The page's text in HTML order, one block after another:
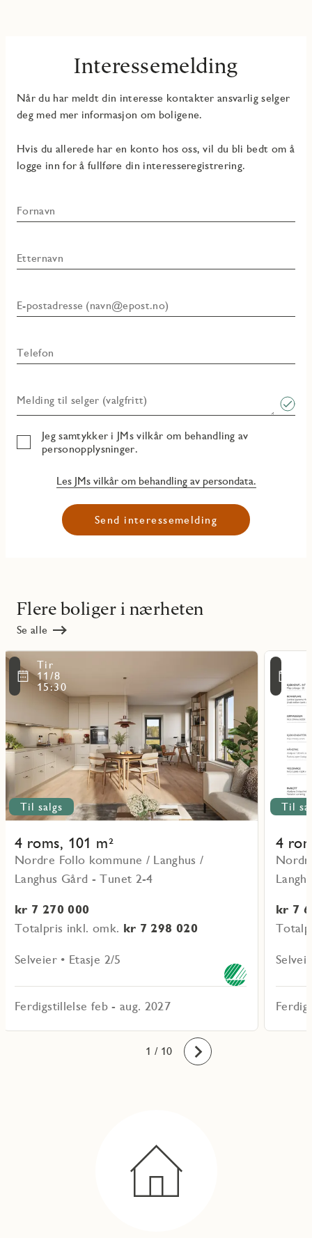
Interessemelding
Når du har meldt din interesse kontakter ansvarlig selger
deg med mer informasjon om boligene.
Hvis du allerede har en konto hos oss, vil du bli bedt om å
logge inn for å fullføre din interesseregistrering.
Fornavn
Etternavn
E-postadresse (navn@epost.no)
Telefon
Melding til selger (valgfritt)
Jeg samtykker i JMs vilkår om behandling av
personopplysninger.
Les JMs vilkår om behandling av persondata.
Send interessemelding
Flere boliger i nærheten
Se alle
Til salgs
4 roms, 101 m²
Nordre Follo kommune / Langhus /
Langhus Gård - Tunet 2-4
kr 7 270 000
Totalpris inkl. omk. kr 7 298 020
Selveier • Etasje 2/5
Ferdigstillelse feb - aug. 2027
Tir
11/8
15:30
Les
mer
objekt
0201
Til
4
kr 7
Les
mer
objekt
1
2
3
4
5
6
7
8
9
10 / 10 Fremover